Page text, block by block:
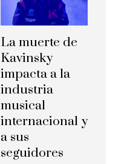
La muerte de
Kavinsky
impacta a la
industria
musical
internacional y
a sus
seguidores